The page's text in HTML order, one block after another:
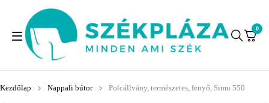
0
Kezdőlap Nappali bútor Polcállvány, természetes, fenyő, Simu 550